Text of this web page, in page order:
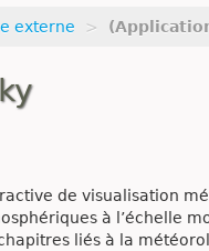
externe >
de visualisation
à l’échelle
liés à la